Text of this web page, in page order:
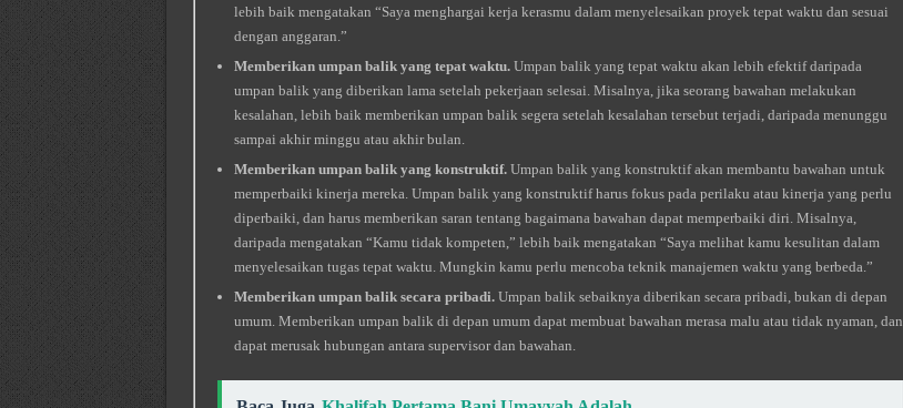
lebih baik mengatakan “Saya menghargai kerja kerasmu dalam menyelesaikan proyek tepat waktu dan sesuai
dengan anggaran.”
Memberikan umpan balik yang tepat waktu.Umpan balik yang tepat waktu akan lebih efektif daripada
umpan balik yang diberikan lama setelah pekerjaan selesai. Misalnya, jika seorang bawahan melakukan
kesalahan, lebih baik memberikan umpan balik segera setelah kesalahan tersebut terjadi, daripada menunggu
sampai akhir minggu atau akhir bulan.
Memberikan umpan balik yang konstruktif.Umpan balik yang konstruktif akan membantu bawahan untuk
memperbaiki kinerja mereka. Umpan balik yang konstruktif harus fokus pada perilaku atau kinerja yang perlu
diperbaiki, dan harus memberikan saran tentang bagaimana bawahan dapat memperbaiki diri. Misalnya,
daripada mengatakan “Kamu tidak kompeten,” lebih baik mengatakan “Saya melihat kamu kesulitan dalam
menyelesaikan tugas tepat waktu. Mungkin kamu perlu mencoba teknik manajemen waktu yang berbeda.”
Memberikan umpan balik secara pribadi.Umpan balik sebaiknya diberikan secara pribadi, bukan di depan
umum. Memberikan umpan balik di depan umum dapat membuat bawahan merasa malu atau tidak nyaman, dan
dapat merusak hubungan antara supervisor dan bawahan.